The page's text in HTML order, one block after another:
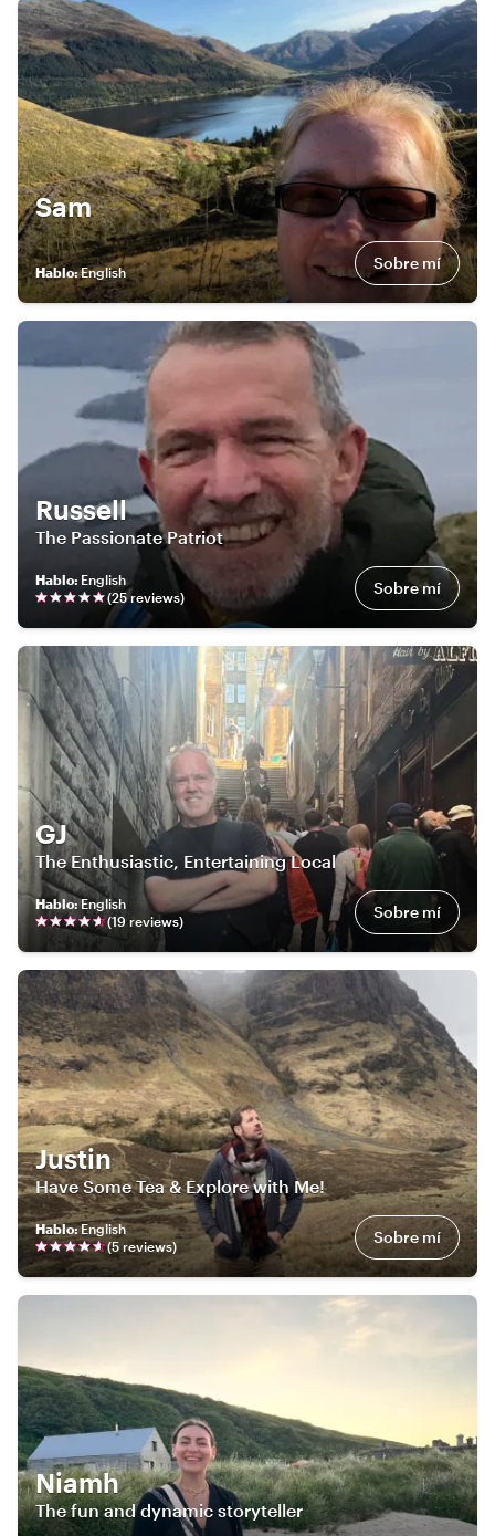
Sam
Hablo:English Sobre mí
Russell
The Passionate Patriot
Hablo: English
(25reviews) Sobre mí
GJ
The Enthusiastic, Entertaining Local
Hablo:English
(19 reviews) Sobre mí
Justin
Have Some Tea & Explore with Me!
Hablo:English
(5 reviews) Sobre mí
Niamh
The fun and dynamic storyteller